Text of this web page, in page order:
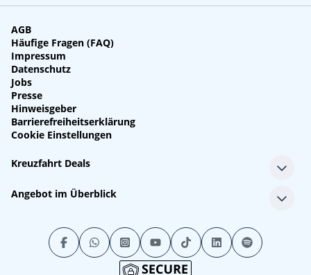
AGB
Häufige Fragen (FAQ)
Impressum
Datenschutz
Jobs
Presse
Hinweisgeber
Barrierefreiheitserklärung
Cookie Einstellungen
Kreuzfahrt Deals
Single-Kreuzfahrten
Kreuzfahrt mit Kindern
Minikreuzfahrten
Stornokabinen
Luxuskreuzfahrten
Angebot im Überblick
Alle Schiffe
Alle Reiseziele
Kreuzfahrtpakete